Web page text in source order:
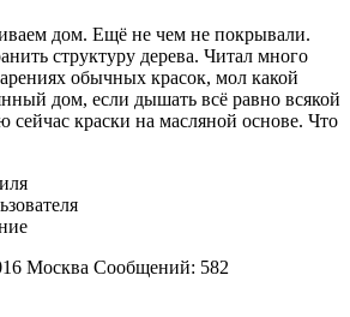
дом. Ещё не чем не покрывали.
структуру дерева. Читал много
обычных красок, мол какой
дом, если дышать всё равно всякой
сейчас краски на масляной основе. Что
Москва Сообщений: 582